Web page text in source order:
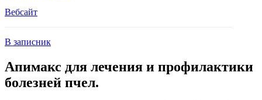
Вебсайт
В записник
Апимакс для лечения и профилактики
болезней пчел.